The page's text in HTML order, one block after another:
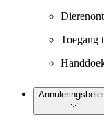
Toegang